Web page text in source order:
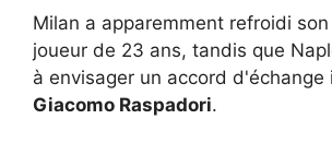
Milan a apparemment refroidi
joueur de 23 ans, tandis que
à envisager un accord d'échange
Giacomo Raspadori.